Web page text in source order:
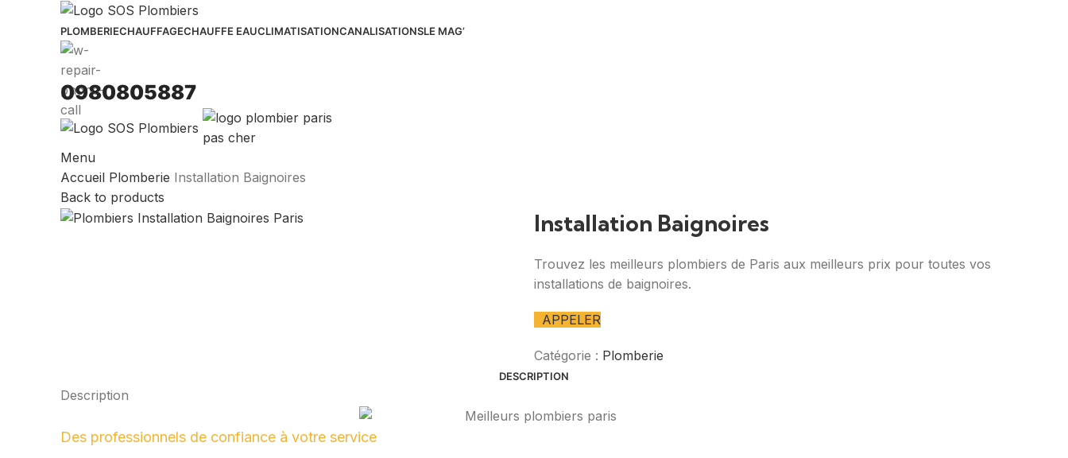
PLOMBERIECHAUFFAGECHAUFFE EAUCLIMATISATIONCANALISATIONSLE MAG’
0980805887
Menu
Accueil Plomberie Installation Baignoires
Back to products
Installation Baignoires
Trouvez les meilleurs plombiers de Paris aux meilleurs prix pour toutes vos
installations de baignoires.
APPELER
Catégorie : Plomberie
DESCRIPTION
Description
Des professionnels de confiance à votre service